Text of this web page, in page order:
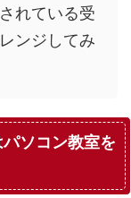
れている受
ンジしてみ
ソコン教室を